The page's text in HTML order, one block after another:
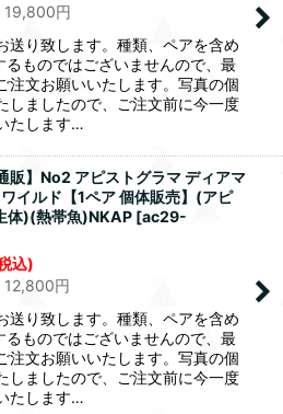
19,800円
送り致します。種類、ペアを含め
るものではございませんので、最
注文お願いいたします。写真の個
しましたので、ご注文前に今一度
たします…
販】No2 アピストグラマ ディアマ
イルド【1ペア 個体販売】(アピ
体)(熱帯魚)NKAP [ac29-
込)
12,800円
送り致します。種類、ペアを含め
るものではございませんので、最
注文お願いいたします。写真の個
しましたので、ご注文前に今一度
たします…